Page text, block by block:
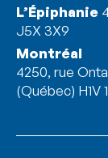
L’Épiphanie
J5X 3X9
Montréal
4250, rue
(Québec) H1V